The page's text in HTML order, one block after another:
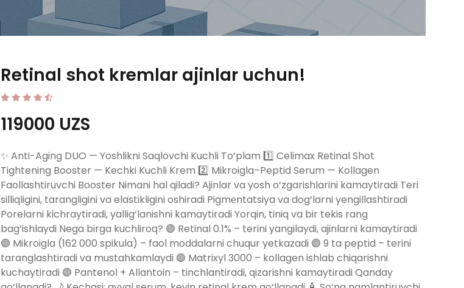
Retinal shot kremlar ajinlar uchun!
119000 UZS
✨ Anti-Aging DUO — Yoshlikni Saqlovchi Kuchli To‘plam 1️⃣ Celimax Retinal Shot
Tightening Booster — Kechki Kuchli Krem 2️⃣ Mikroigla–Peptid Serum — Kollagen
Faollashtiruvchi Booster Nimani hal qiladi? Ajinlar va yosh o‘zgarishlarini kamaytiradi Teri
silliqligini, tarangligini va elastikligini oshiradi Pigmеntatsiya va dog‘larni yengillashtiradi
Porelarni kichraytiradi, yallig‘lanishni kamaytiradi Yorqin, tiniq va bir tekis rang
bag‘ishlaydi Nega birga kuchliroq? 🟣 Retinal 0.1% – terini yangilaydi, ajinlarni kamaytiradi
🟣 Mikroigla (162 000 spikula) – faol moddalarni chuqur yetkazadi 🟣 9 ta peptid – terini
taranglashtiradi va mustahkamlaydi 🟣 Matrixyl 3000 – kollagen ishlab chiqarishni
kuchaytiradi 🟣 Pantenol + Allantoin – tinchlantiradi, qizarishni kamaytiradi Qanday